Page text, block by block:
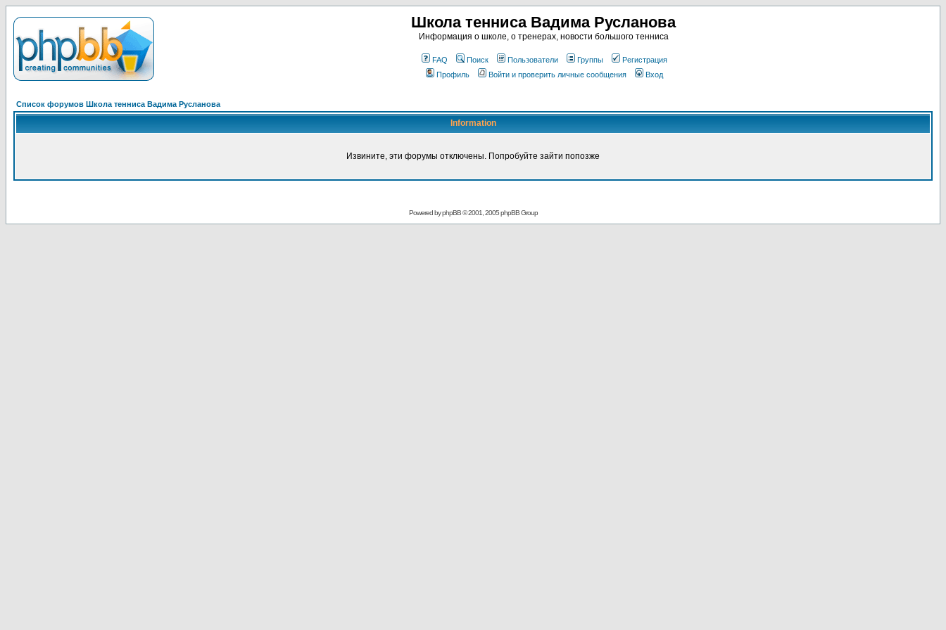
Школа тенниса Вадима Русланова
Информация о школе, о тренерах, новости большого тенниса
FAQ Поиск Пользователи Группы
Регистрация
Профиль
Войти и проверить личные сообщения Вход
Список форумов Школа тенниса Вадима Русланова
Information
Извините, эти форумы отключены. Попробуйте зайти попозже
Powered byphpBB© 2001, 2005 phpBB Group